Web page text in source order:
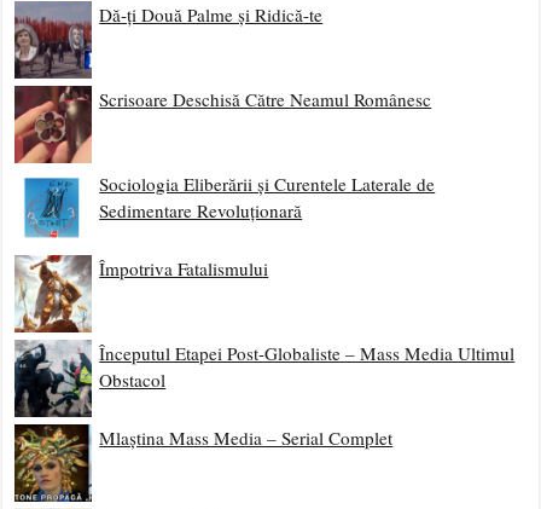
Dă-ți Două Palme și Ridică-te
Scrisoare Deschisă Către Neamul Românesc
Sociologia Eliberării și Curentele Laterale de
Sedimentare Revoluționară
Împotriva Fatalismului
Începutul Etapei Post-Globaliste – Mass Media Ultimul
Obstacol
Mlaștina Mass Media – Serial Complet